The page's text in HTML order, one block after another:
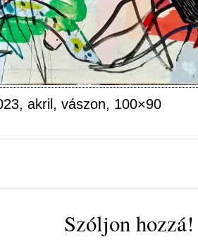
akril, vászon, 100×90
Szóljon hozzá!